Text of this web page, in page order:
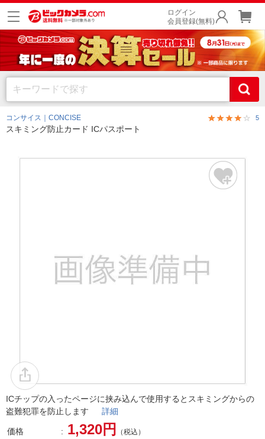
ログイン
会員登録(無料)
コンサイス｜CONCISE 5
スキミング防止カード ICパスポート
ICチップの入ったページに挟み込んで使用するとスキミングからの
盗難犯罪を防止します 詳細
価格 1,320円 （税込）